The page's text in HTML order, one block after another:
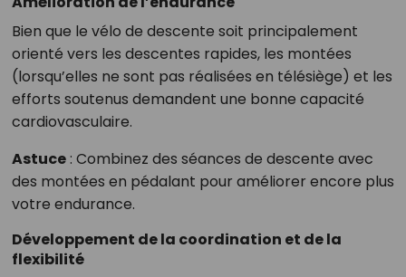
Bien que le vélo de descente soit principalement
orienté vers les descentes rapides, les montées
(lorsqu’elles ne sont pas réalisées en télésiège) et les
efforts soutenus demandent une bonne capacité
cardiovasculaire.
Astuce: Combinez des séances de descente avec
des montées en pédalant pour améliorer encore plus
votre endurance.
Développement de la coordination et de la
flexibilité